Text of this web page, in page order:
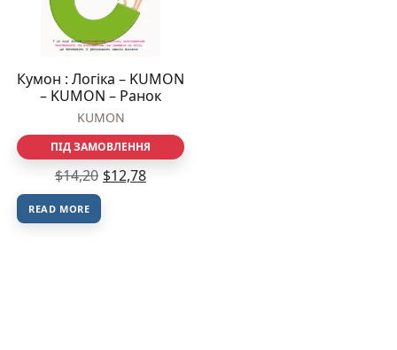
Кумон : Логіка – KUMON
– KUMON – Ранок
KUMON
ПІД ЗАМОВЛЕННЯ
$14,20 $12,78
READ MORE